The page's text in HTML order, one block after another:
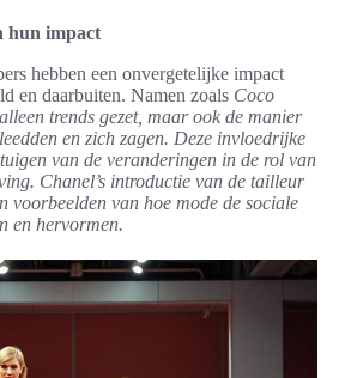
hun impact
hebben een onvergetelijke impact
en daarbuiten. Namen zoals Coco
trends gezet, maar ook de manier
en zich zagen. Deze invloedrijke
van de veranderingen in de rol van
Chanel’s introductie van de tailleur
voorbeelden van hoe mode de sociale
en hervormen.